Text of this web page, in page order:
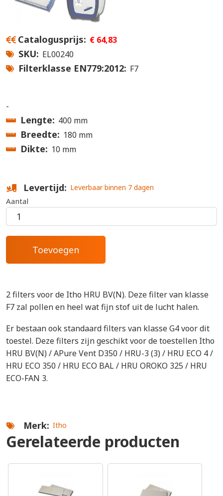
Catalogusprijs € 64,83
SKU EL00240
Filterklasse EN779:2012 F7
-
Lengte 400 mm
Breedte 180 mm
Dikte 10 mm
Levertijd Leverbaar binnen 7 dagen
Aantal
2 filters voor de Itho HRU BV(N). Deze filter van klasse
F7 zal pollen en heel wat fijn stof uit de lucht halen.
Er bestaan ook standaard filters van klasse G4 voor dit
toestel. Deze filters zijn geschikt voor de toestellen Itho
HRU BV(N) / APure Vent D350 / HRU-3 (3) / HRU ECO 4 /
HRU ECO 350 / HRU ECO BAL / HRU OROKO 325 / HRU
ECO-FAN 3.
Merk Itho
Gerelateerde producten